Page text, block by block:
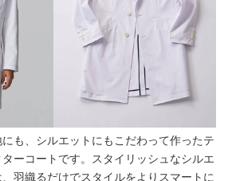
も、シルエットにもこだわって作ったテ
ーコートです。スタイリッシュなシルエ
羽織るだけでスタイルをよりスマートに